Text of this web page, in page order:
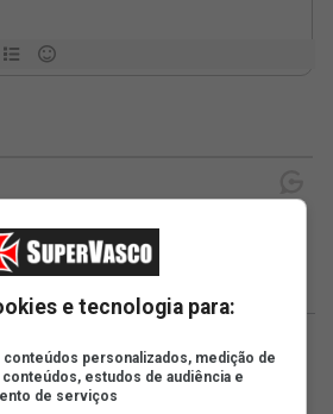
e tecnologia para:
conteúdos personalizados, medição de
conteúdos, estudos de audiência e
de serviços